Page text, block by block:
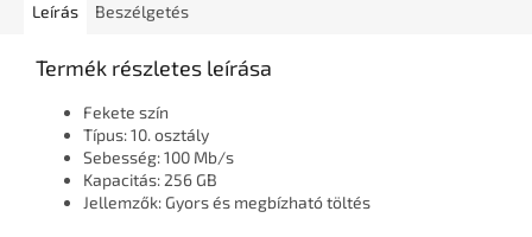
Leírás Beszélgetés
Termék részletes leírása
Fekete szín
Típus: 10. osztály
Sebesség: 100 Mb/s
Kapacitás: 256 GB
Jellemzők: Gyors és megbízható töltés